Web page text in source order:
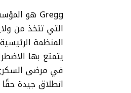
التي تتخذ من
المنظمة
يتمتع بها
انطلاق جيدة حقًا